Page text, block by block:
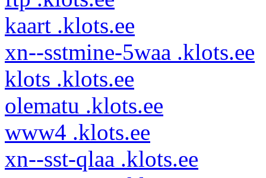
kaart .klots.ee
xn--sstmine-5waa .klots.ee
klots .klots.ee
olematu .klots.ee
www4 .klots.ee
xn--sst-qlaa .klots.ee